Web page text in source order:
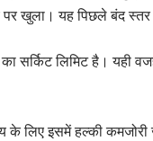
खुला। यह पिछले बंद
सर्किट लिमिट है। यही
के लिए इसमें हल्की